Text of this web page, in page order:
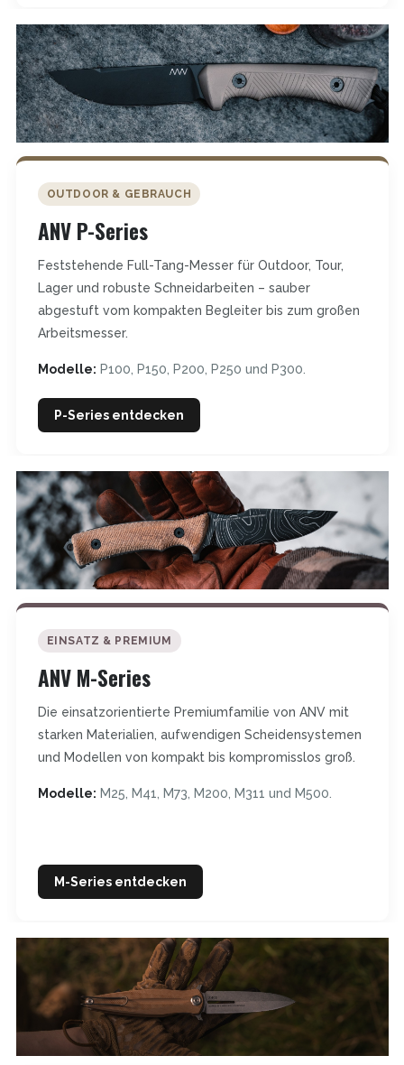
OUTDOOR & GEBRAUCH
ANV P-Series
Feststehende Full-Tang-Messer für Outdoor, Tour,
Lager und robuste Schneidarbeiten – sauber
abgestuft vom kompakten Begleiter bis zum großen
Arbeitsmesser.
Modelle: P100, P150, P200, P250 und P300.
P-Series entdecken
EINSATZ & PREMIUM
ANV M-Series
Die einsatzorientierte Premiumfamilie von ANV mit
starken Materialien, aufwendigen Scheidensystemen
und Modellen von kompakt bis kompromisslos groß.
Modelle: M25, M41, M73, M200, M311 und M500.
M-Series entdecken